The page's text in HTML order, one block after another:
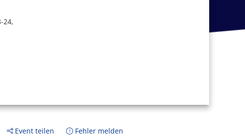
24,
Event teilen Fehler melden